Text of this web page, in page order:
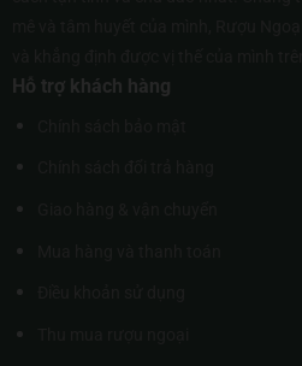
Hỗ trợ khách hàng